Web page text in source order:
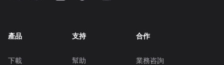
產品
下載
支持
幫助
合作
業務咨詢